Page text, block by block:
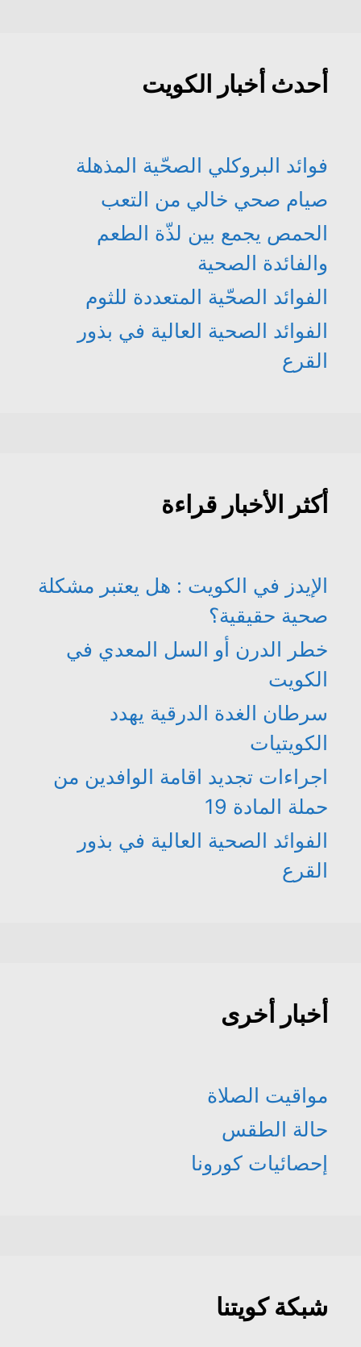
أحدث أخبار الكويت
فوائد البروكلي الصحّية المذهلة
صيام صحي خالي من التعب
الحمص يجمع بين لذّة الطعم
والفائدة الصحية
الفوائد الصحّية المتعددة للثوم
الفوائد الصحية العالية في بذور
القرع
أكثر الأخبار قراءة
الإيدز في الكويت : هل يعتبر مشكلة
صحية حقيقية؟
خطر الدرن أو السل المعدي في
الكويت
سرطان الغدة الدرقية يهدد
الكويتيات
اجراءات تجديد اقامة الوافدين من
حملة المادة 19
الفوائد الصحية العالية في بذور
القرع
أخبار أخرى
مواقيت الصلاة
حالة الطقس
إحصائيات كورونا
شبكة كويتنا